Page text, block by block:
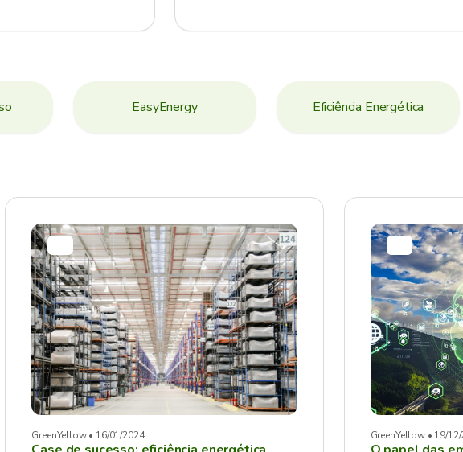
EasyEnergy Eficiência Energética
GreenYellow • 16/01/2024 GreenYellow • 19/